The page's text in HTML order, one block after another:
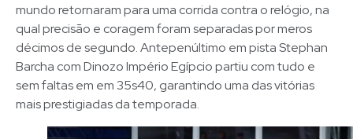
mundo retornaram para uma corrida contra o relógio, na
qual precisão e coragem foram separadas por meros
décimos de segundo. Antepenúltimo em pista Stephan
Barcha com Dinozo Império Egípcio partiu com tudo e
sem faltas em em 35s40, garantindo uma das vitórias
mais prestigiadas da temporada.